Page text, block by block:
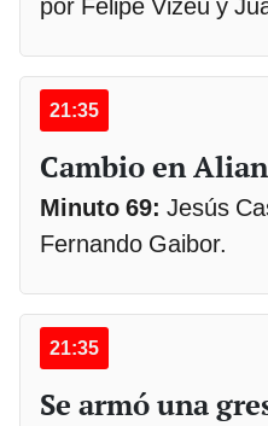
por Felipe Vizeu y
21:35
Cambio en
Minuto 69: Jesús
Fernando Gaibor.
21:35
Se armó una